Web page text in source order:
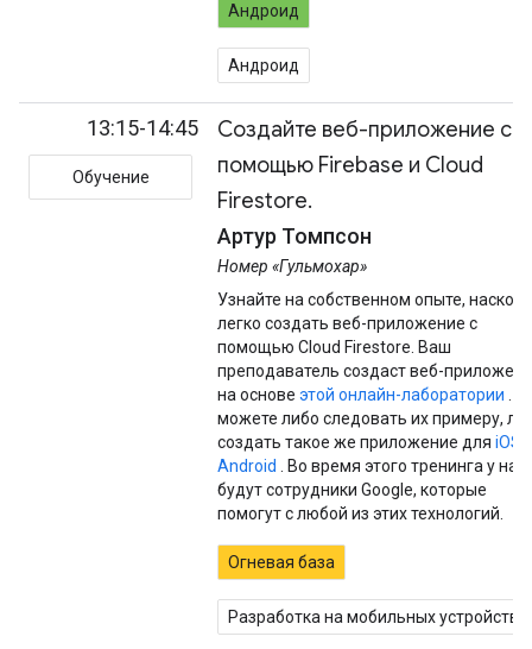
Андроид
Андроид
13:15-14:45
Обучение
Создайте веб-приложение с
помощью Firebase и Cloud
Firestore.
Артур Томпсон
Номер «Гульмохар»
Узнайте на собственном опыте,
легко создать веб-приложение с
помощью Cloud Firestore. Ваш
преподаватель создаст веб-
на основе этой онлайн-лаборатории
можете либо следовать их примеру,
создать такое же приложение для iOS
Android
. Во время этого тренинга у нас
будут сотрудники Google, которые
помогут с любой из этих технологий.
Огневая база
Разработка на мобильных